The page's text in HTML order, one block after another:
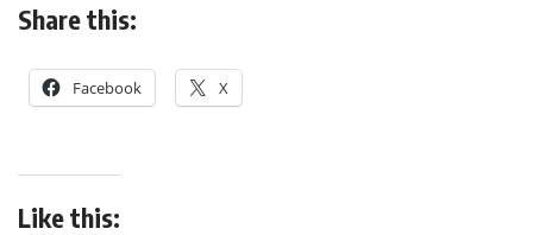
Share this:
Facebook X
Like this: